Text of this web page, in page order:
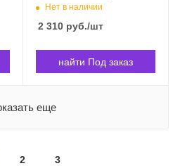
Dunlop в Владивостоке
Нет в наличии
2 310руб./шт
найти Под заказ
еще
2 3